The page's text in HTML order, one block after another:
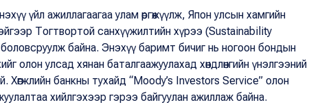
үйл ажиллагаагаа улам өргөжүүлж, Япон улсын хамгийн
Тогтвортой санхүүжилтийн хүрээ (Sustainability
байна. Энэхүү баримт бичиг нь ногоон бондын
олон улсад хянан баталгаажуулахад хөндлөнгийн үнэлгээний
Хөгжлийн банкны тухайд “Moody’s Investors Service” олон
хийлгэхээр гэрээ байгуулан ажиллаж байна.